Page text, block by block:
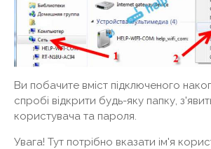
Ви побачите вміст підключеного
спробі відкрити будь-яку папку,
користувача та пароля.
Увага! Тут потрібно вказати ім'я